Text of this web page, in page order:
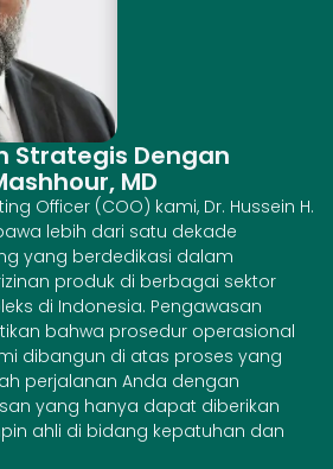
Strategis Dengan
MD
Officer (COO) kami, Dr. Hussein H.
lebih dari satu dekade
yang berdedikasi dalam
produk di berbagai sektor
di Indonesia. Pengawasan
bahwa prosedur operasional
dibangun di atas proses yang
perjalanan Anda dengan
yang hanya dapat diberikan
ahli di bidang kepatuhan dan